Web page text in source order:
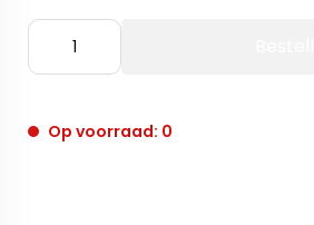
Op voorraad: 0